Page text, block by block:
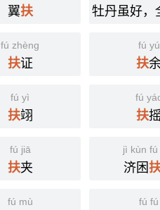
翼扶 牡丹虽好，
fú zhèng
扶证
fú yú
扶
fú yì
扶翊
fú
扶
fú jiā
扶夹
jì kùn fú
济困
fú mù fú fú